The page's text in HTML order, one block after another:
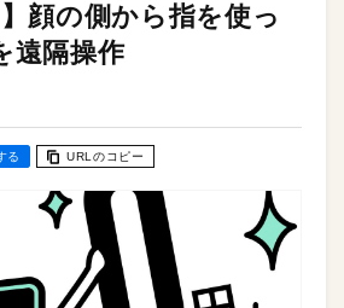
】顔の側から指を使っ
遠隔操作
る URLのコピー